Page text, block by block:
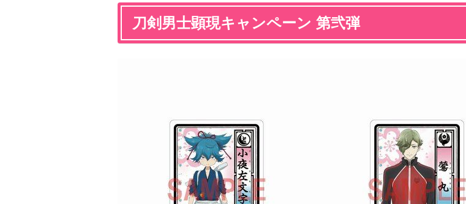
刀剣男士顕現キャンペーン 第弐弾